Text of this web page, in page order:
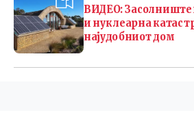
ВИДЕО: Засолниште
и нуклеарна
најудобниот дом